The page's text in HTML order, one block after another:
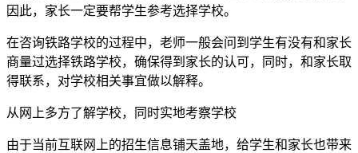
因此，家长一定要帮学生参考选择学校。
在咨询铁路学校的过程中，老师一般会问到学生有没有和家长
商量过选择铁路学校，确保得到家长的认可，同时，和家长取
得联系，对学校相关事宜做以解释。
从网上多方了解学校，同时实地考察学校
由于当前互联网上的招生信息铺天盖地，给学生和家长也带来